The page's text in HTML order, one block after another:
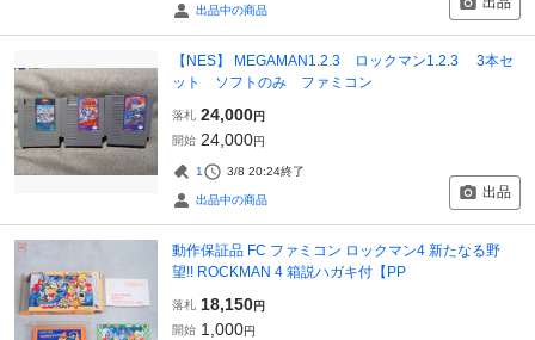
出品中の商品
【NES】 MEGAMAN1.2.3 ロックマン1.2.3 3本セ
ット ソフトのみ ファミコン
落札 24,000円
開始 24,000円
1 3/8 20:24終了
出品中の商品 出品
動作保証品 FC ファミコン ロックマン4 新たなる野
望!! ROCKMAN 4 箱説ハガキ付【PP
落札 18,150円
開始 1,000円